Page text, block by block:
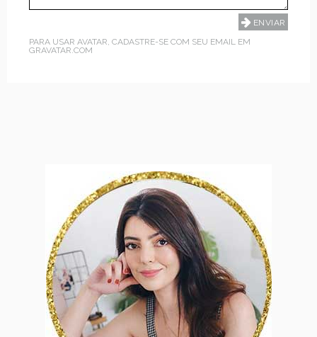
PARA USAR AVATAR, CADASTRE-SE COM SEU EMAIL EM
GRAVATAR.COM